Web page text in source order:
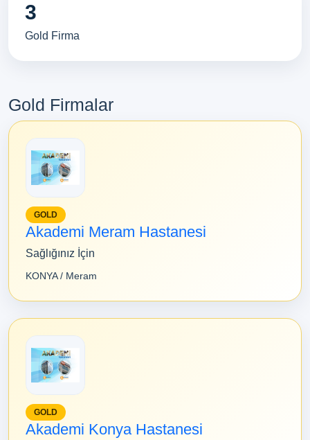
3
Gold Firma
Gold Firmalar
GOLD
Akademi Meram Hastanesi
Sağlığınız İçin
KONYA / Meram
GOLD
Akademi Konya Hastanesi